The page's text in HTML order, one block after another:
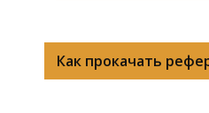
Как прокачать